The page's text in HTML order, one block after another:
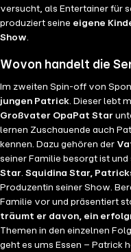
versucht, als Entertainer für
produziert seine eigene
Show.
Wovon handelt die
Im zweiten Spin-off von
jungen Patrick. Dieser lebt
Großvater OpaPat Star
lernen Zuschauende auch
kennen. Dazu gehören der
seiner Familie besorgt ist
Star.Squidina Star,
Produzentin seiner Show.
Familie vor und präsentiert
träumt er davon, ein
Themen in den einzelnen
geht es ums Essen – Patrick